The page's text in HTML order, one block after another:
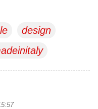
design